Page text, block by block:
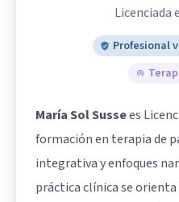
Licenciada
Profesional
María Sol Sussees
formación en terapia de
integrativa y enfoques
práctica clínica se orienta